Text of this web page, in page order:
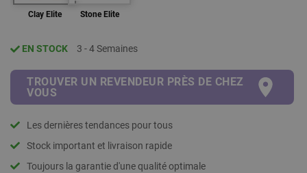
Clay Elite Stone Elite
EN STOCK 3 - 4 Semaines
TROUVER UN REVENDEUR PRÈS DE CHEZ
VOUS
Les dernières tendances pour tous
Stock important et livraison rapide
Toujours la garantie d'une qualité optimale